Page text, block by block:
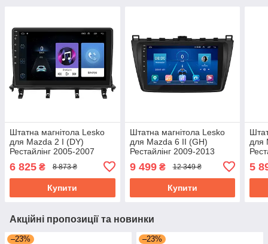
Штатна магнітола Lesko
для Mazda 2 I (DY)
Рестайлінг 2005-2007
GPS Base Мазда
6 825 ₴ 8 873 ₴
Купити
Штатна магнітола Lesko
для Mazda 6 II (GH)
Рестайлінг 2009-2013
екран 9" 2/32Gb/ 4G/ Wi-Fi
Top Android
9 499₴ 12 349 ₴
Купити
для
5
Акційні пропозиції та новинки
–23% –23%